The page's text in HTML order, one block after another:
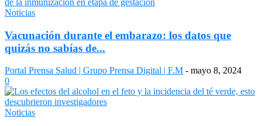
Noticias
Vacunación durante el embarazo: los datos que
quizás no sabías de...
Portal Prensa Salud | Grupo Prensa Digital | F.M - mayo 8, 2024
0
Noticias